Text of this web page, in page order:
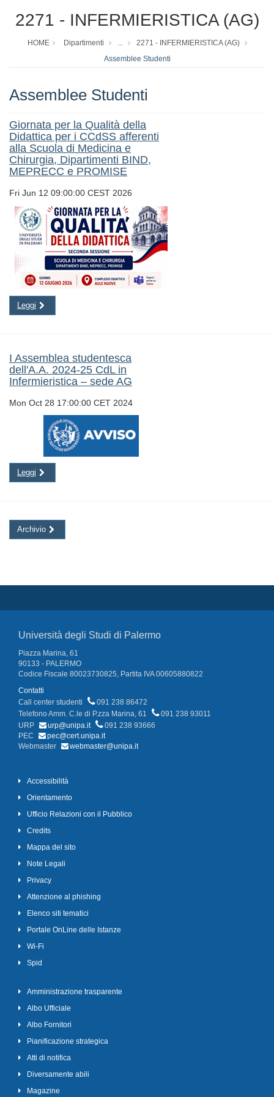
2271 - INFERMIERISTICA (AG)
HOME Dipartimenti ...
2271 - INFERMIERISTICA (AG)
Assemblee Studenti
Assemblee Studenti
Giornata per la Qualità della
Didattica per i CCdSS afferenti
alla Scuola di Medicina e
Chirurgia, Dipartimenti BIND,
MEPRECC e PROMISE
Fri Jun 12 09:00:00 CEST 2026
Leggi
I Assemblea studentesca
dell'A.A. 2024-25 CdL in
Infermieristica – sede AG
Mon Oct 28 17:00:00 CET 2024
Leggi
Archivio
Università degli Studi di Palermo
Piazza Marina, 61
90133 - PALERMO
Codice Fiscale 80023730825, Partita IVA 00605880822
Contatti
Call center studenti
091 238 86472
Telefono Amm. C.le di P.zza Marina, 61
091 238 93011
URP
urp@unipa.it
091 238 93666
PEC
pec@cert.unipa.it
Webmaster
webmaster@unipa.it
Accessibilità
Orientamento
Ufficio Relazioni con il Pubblico
Credits
Mappa del sito
Note Legali
Privacy
Attenzione al phishing
Elenco siti tematici
Portale OnLine delle Istanze
Wi-Fi
Spid
Amministrazione trasparente
Albo Ufficiale
Albo Fornitori
Pianificazione strategica
Atti di notifica
Diversamente abili
Magazine